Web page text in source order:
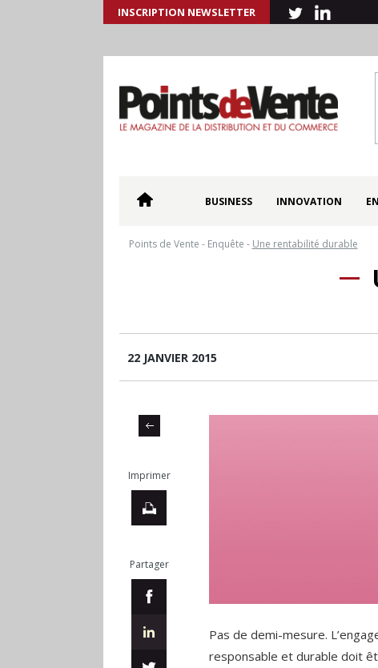
INSCRIPTION NEWSLETTER
BUSINESS INNOVATION
Points de Vente - Enquête - Une rentabilité durable
22 JANVIER 2015
Imprimer
Partager
Pas de demi-mesure.
responsable et durable doit